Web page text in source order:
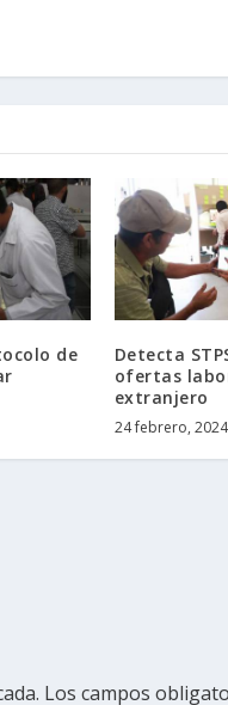
de
Detecta
ofertas
extranjero
24 febrero, 2024
Los campos